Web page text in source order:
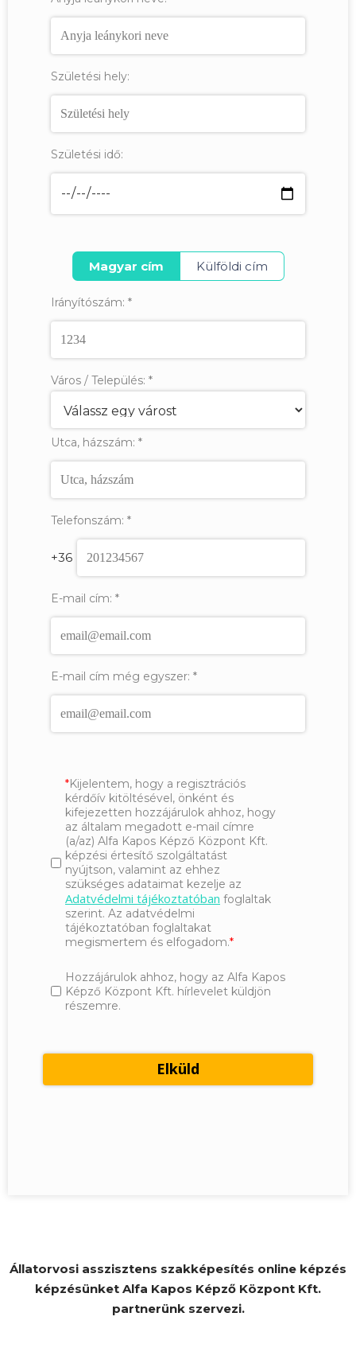
Születési hely:
Születési idő:
Magyar cím Külföldi cím
Irányítószám: *
Város / Település: *
Utca, házszám: *
Telefonszám: *
+36
E-mail cím: *
E-mail cím még egyszer: *
Kijelentem, hogy a regisztrációs
kérdőív kitöltésével, önként és
kifejezetten hozzájárulok ahhoz, hogy
az általam megadott e-mail címre
(a/az) Alfa Kapos Képző Központ Kft.
képzési értesítő szolgáltatást
nyújtson, valamint az ehhez
szükséges adataimat kezelje az
Adatvédelmi tájékoztatóban foglaltak
szerint. Az adatvédelmi
tájékoztatóban foglaltakat
megismertem és elfogadom.
Hozzájárulok ahhoz, hogy az Alfa Kapos
Képző Központ Kft. hírlevelet küldjön
részemre.
Állatorvosi asszisztens szakképesítés online képzés
képzésünket Alfa Kapos Képző Központ Kft.
partnerünk szervezi.